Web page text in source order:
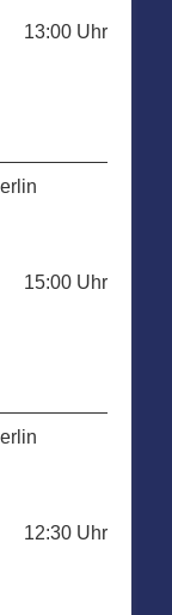
13:00 Uhr
15:00 Uhr
12:30 Uhr